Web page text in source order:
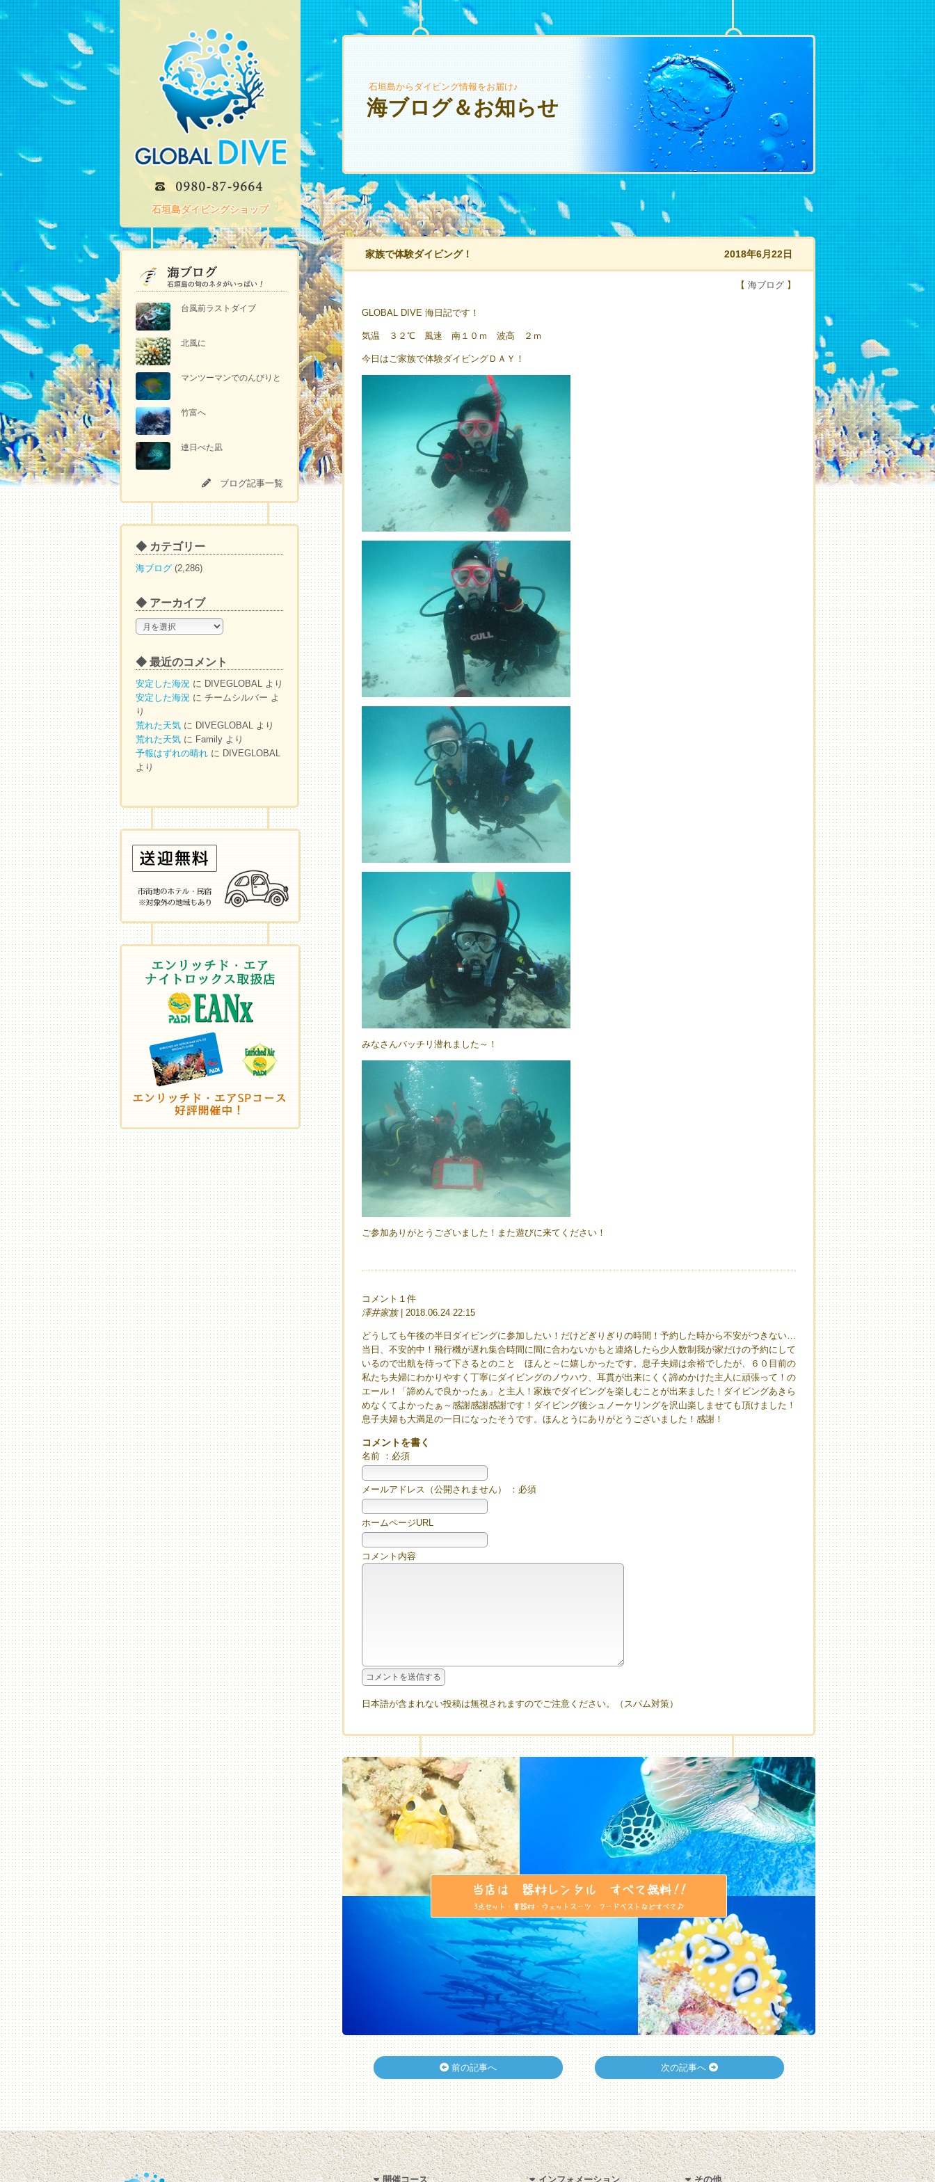
石垣島ダイビングショップ
台風前ラストダイブ
北風に
マンツーマンでのんびりと
竹富へ
連日べた凪
ブログ記事一覧
◆ カテゴリー
海ブログ (2,286)
◆ アーカイブ
◆
ア
カ
イ
ブ
◆ 最近のコメント
安定した海況 に DIVEGLOBAL より
安定した海況 に チームシルバー よ
り
荒れた天気 に DIVEGLOBAL より
荒れた天気 に Family より
予報はずれの晴れ に DIVEGLOBAL
より
石垣島からダイビング情報をお届け♪
海ブログ＆お知らせ
家族で体験ダイビング！ 2018年6月22日
【 海ブログ 】
GLOBAL DIVE 海日記です！
気温 ３２℃ 風速 南１０ｍ 波高 ２ｍ
今日はご家族で体験ダイビングＤＡＹ！
みなさんバッチリ潜れました～！
ご参加ありがとうございました！また遊びに来てください！
コメント１件
澤井家族| 2018.06.24 22:15
どうしても午後の半日ダイビングに参加したい！だけどぎりぎりの時間！予約した時から不安がつきない…
当日、不安的中！飛行機が遅れ集合時間に間に合わないかもと連絡したら少人数制我が家だけの予約にして
いるので出航を待って下さるとのこと ほんと～に嬉しかったです。息子夫婦は余裕でしたが、６０目前の
私たち夫婦にわかりやすく丁寧にダイビングのノウハウ、耳貫が出来にくく諦めかけた主人に頑張って！の
エール！「諦めんで良かったぁ」と主人！家族でダイビングを楽しむことが出来ました！ダイビングあきら
めなくてよかったぁ～感謝感謝感謝です！ダイビング後シュノーケリングを沢山楽しませても頂けました！
息子夫婦も大満足の一日になったそうです。ほんとうにありがとうございました！感謝！
コメントを書く
名前 ：必須
メールアドレス（公開されません） ：必須
ホームページURL
コメント内容
日本語が含まれない投稿は無視されますのでご注意ください。（スパム対策）
前の記事へ 次の記事へ
開催コース インフォメーション その他